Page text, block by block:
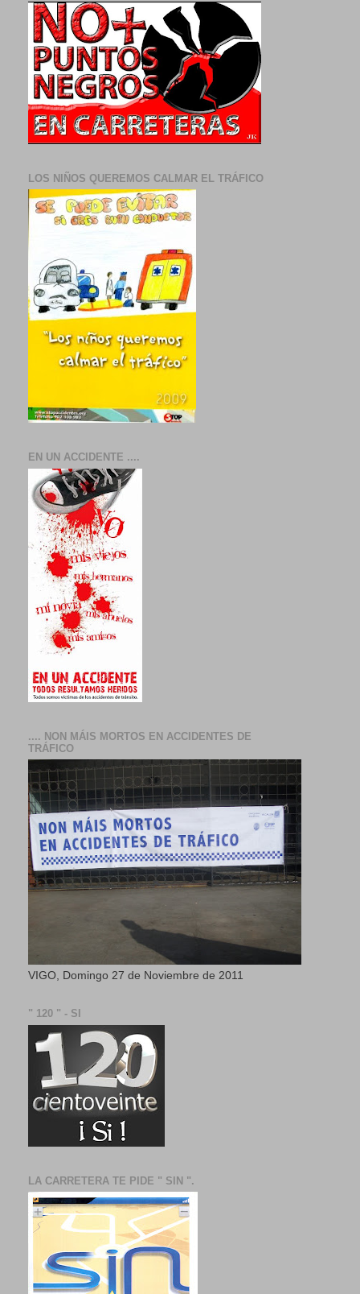
LOS NIÑOS QUEREMOS CALMAR EL TRÁFICO
EN UN ACCIDENTE ....
.... NON MÁIS MORTOS EN ACCIDENTES DE
TRÁFICO
VIGO, Domingo 27 de Noviembre de 2011
" 120 " - SI
LA CARRETERA TE PIDE " SIN ".